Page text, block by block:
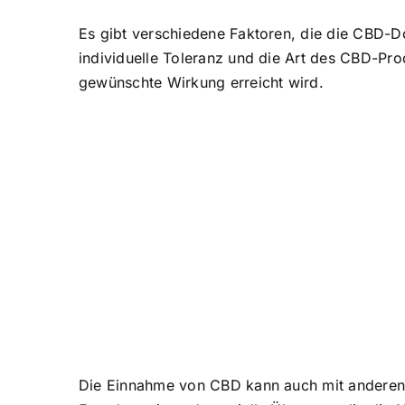
Es gibt verschiedene Faktoren, die die CBD-
individuelle Toleranz und die Art des CBD-
gewünschte Wirkung erreicht wird.
Die Einnahme von CBD kann auch mit